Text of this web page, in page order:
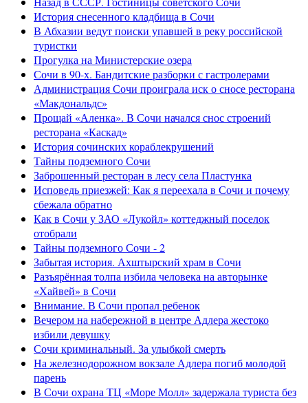
История снесенного кладбища в Сочи
В Абхазии ведут поиски упавшей в реку российской
туристки
Прогулка на Министерские озера
Сочи в 90-х. Бандитские разборки с гастролерами
Администрация Сочи проиграла иск о сносе ресторана
«Макдональдс»
Прощай «Аленка». В Сочи начался снос строений
ресторана «Каскад»
История сочинских кораблекрушений
Тайны подземного Сочи
Заброшенный ресторан в лесу села Пластунка
Исповедь приезжей: Как я переехала в Сочи и почему
сбежала обратно
Как в Сочи у ЗАО «Лукойл» коттеджный поселок
отобрали
Тайны подземного Сочи - 2
Забытая история. Ахштырский храм в Сочи
Разъярённая толпа избила человека на авторынке
«Хайвей» в Сочи
Внимание. В Сочи пропал ребенок
Вечером на набережной в центре Адлера жестоко
избили девушку
Сочи криминальный. За улыбкой смерть
На железнодорожном вокзале Адлера погиб молодой
парень
В Сочи охрана ТЦ «Море Молл» задержала туриста без